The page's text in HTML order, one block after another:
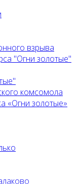
взрыва
"Огни золотые"
комсомола
«Огни золотые»